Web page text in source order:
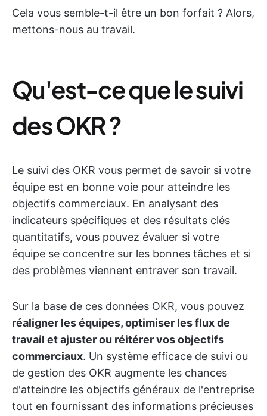
Cela vous semble-t-il être un bon forfait ? Alors,
mettons-nous au travail.
Qu'est-ce que le suivi
des OKR ?
Le suivi des OKR vous permet de savoir si votre
équipe est en bonne voie pour atteindre les
objectifs commerciaux. En analysant des
indicateurs spécifiques et des résultats clés
quantitatifs, vous pouvez évaluer si votre
équipe se concentre sur les bonnes tâches et si
des problèmes viennent entraver son travail.
Sur la base de ces données OKR, vous pouvez
réaligner les équipes, optimiser les flux de
travail et ajuster ou réitérer vos objectifs
commerciaux. Un système efficace de suivi ou
de gestion des OKR augmente les chances
d'atteindre les objectifs généraux de l'entreprise
tout en fournissant des informations précieuses